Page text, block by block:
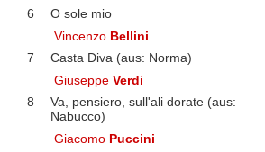
6
O sole mio
Vincenzo Bellini
7
Casta Diva (aus: Norma)
GiuseppeVerdi
8
Va, pensiero, sull'ali dorate (aus:
Nabucco)
Giacomo Puccini